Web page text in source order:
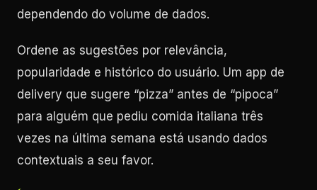
dependendo do volume de dados.
Ordene as sugestões por relevância,
popularidade e histórico do usuário. Um app de
delivery que sugere “pizza” antes de “pipoca”
para alguém que pediu comida italiana três
vezes na última semana está usando dados
contextuais a seu favor.